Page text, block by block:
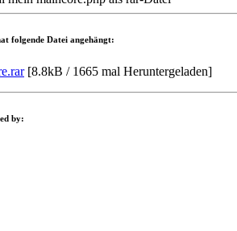
folgende Datei angehängt:
[8.8kB / 1665 mal Heruntergeladen]
by: